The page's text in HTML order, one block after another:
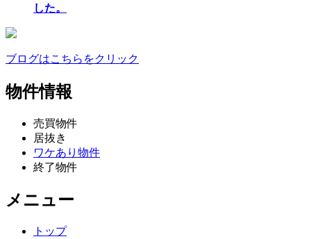
した。
ブログはこちらをクリック
物件情報
売買物件
居抜き
ワケあり物件
終了物件
メニュー
トップ